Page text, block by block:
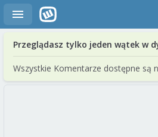
Przeglądasz tylko jeden wątek w
Wszystkie Komentarze dostępne są